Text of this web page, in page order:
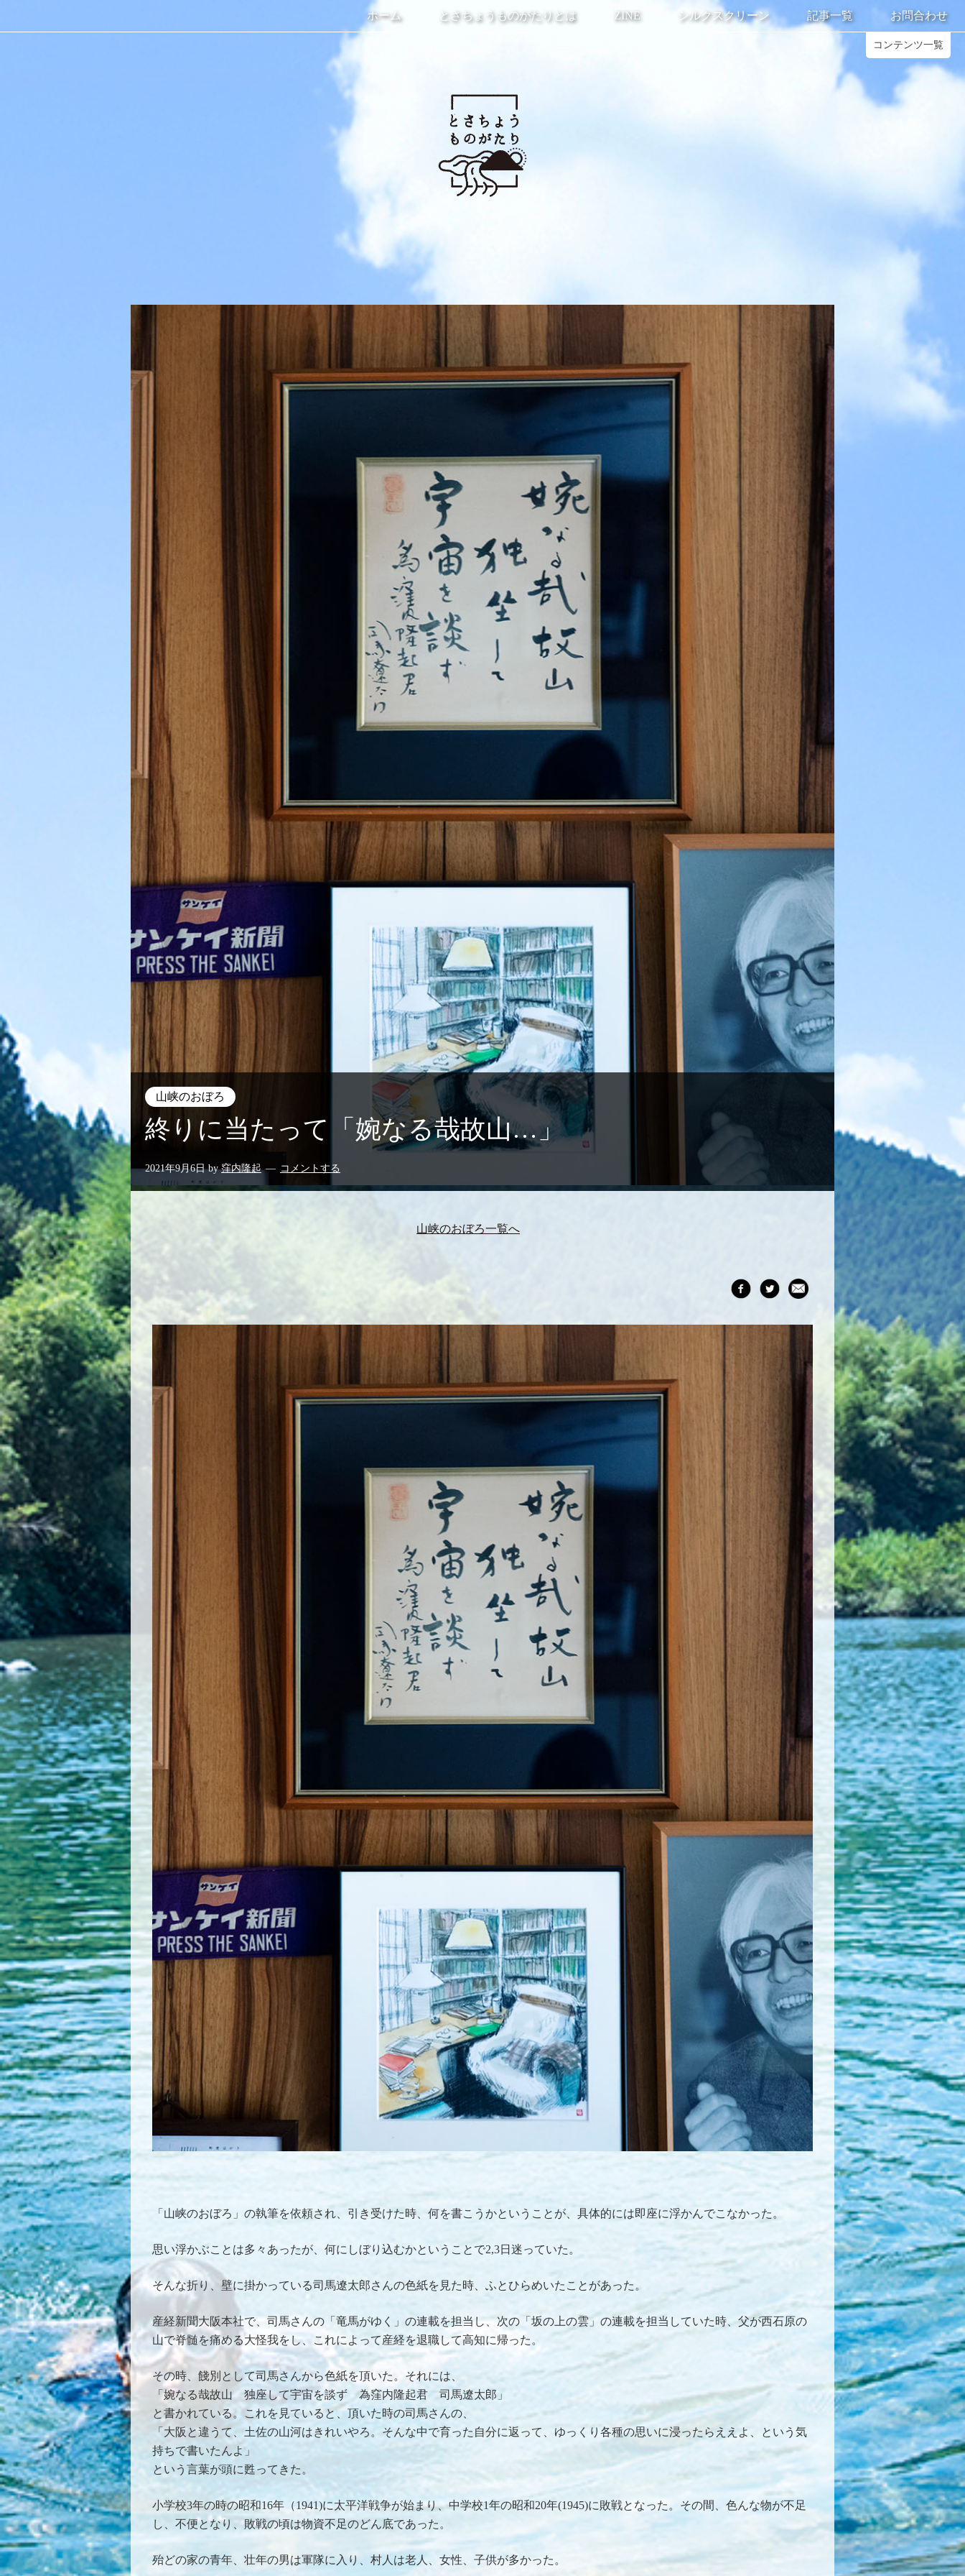
ホーム とさちょうものがたりとは ZINE シルクスクリーン 記事一覧 お問合わせ
コンテンツ一覧
山峡のおぼろ
終りに当たって「婉なる哉故山…」
2021年9月6日 by窪内隆起 コメントする
山峡のおぼろ一覧へ
「山峡のおぼろ」の執筆を依頼され、引き受けた時、何を書こうかということが、具体的には即座に浮かんでこなかった。
思い浮かぶことは多々あったが、何にしぼり込むかということで2,3日迷っていた。
そんな折り、壁に掛かっている司馬遼太郎さんの色紙を見た時、ふとひらめいたことがあった。
産経新聞大阪本社で、司馬さんの「竜馬がゆく」の連載を担当し、次の「坂の上の雲」の連載を担当していた時、父が西石原の
山で脊髄を痛める大怪我をし、これによって産経を退職して高知に帰った。
その時、餞別として司馬さんから色紙を頂いた。それには、
「婉なる哉故山 独座して宇宙を談ず 為窪内隆起君 司馬遼太郎」
と書かれている。これを見ていると、頂いた時の司馬さんの、
「大阪と違うて、土佐の山河はきれいやろ。そんな中で育った自分に返って、ゆっくり各種の思いに浸ったらええよ、という気
持ちで書いたんよ」
という言葉が頭に甦ってきた。
小学校3年の時の昭和16年（1941)に太平洋戦争が始まり、中学校1年の昭和20年(1945)に敗戦となった。その間、色んな物が不足
し、不便となり、敗戦の頃は物資不足のどん底であった。
殆どの家の青年、壮年の男は軍隊に入り、村人は老人、女性、子供が多かった。